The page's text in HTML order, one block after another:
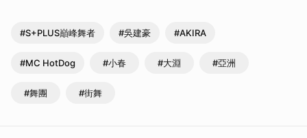
#S+PLUS巔峰舞者 #吳建豪 #AKIRA
#MC HotDog #小春 #大淵 #亞洲
#舞團 #街舞